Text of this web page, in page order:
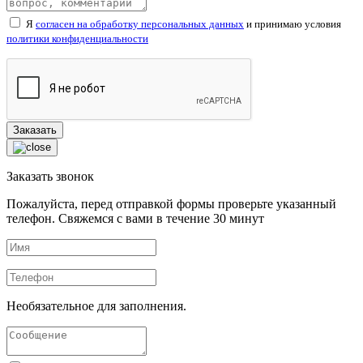
Я согласен на обработку персональных данных и принимаю условия
политики конфиденциальности
Заказать звонок
Пожалуйста, перед отправкой формы проверьте указанный
телефон. Свяжемся с вами в течение 30 минут
Необязательное для заполнения.